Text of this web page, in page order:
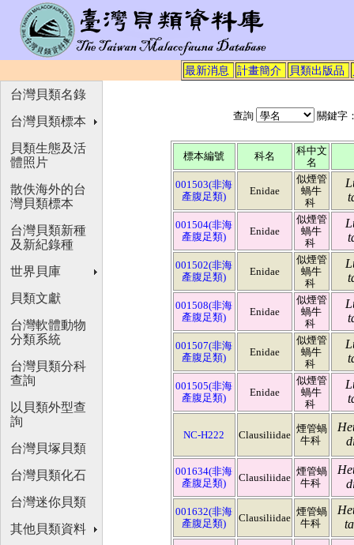
最新消息 計畫簡介 貝類出版品
查詢 關鍵字
標本編號 科名
科中文
名
001503(非海
產腹足類)
Enidae
似煙管
蝸牛
科
001504(非海
產腹足類)
Enidae
似煙管
蝸牛
科
001502(非海
產腹足類)
Enidae
似煙管
蝸牛
科
001508(非海
產腹足類)
Enidae
似煙管
蝸牛
科
001507(非海
產腹足類)
Enidae
似煙管
蝸牛
科
001505(非海
產腹足類)
Enidae
似煙管
蝸牛
科
NC-H222 Clausiliidae
煙管蝸
牛科
001634(非海
產腹足類)
Clausiliidae
煙管蝸
牛科
001632(非海
產腹足類)
Clausiliidae
煙管蝸
牛科
台灣貝類名錄
台灣貝類標本
貝類生態及活
體照片
散佚海外的台
灣貝類標本
台灣貝類新種
及新紀錄種
世界貝庫
貝類文獻
台灣軟體動物
分類系統
台灣貝類分科
查詢
以貝類外型查
詢
台灣貝塚貝類
台灣貝類化石
台灣迷你貝類
其他貝類資料